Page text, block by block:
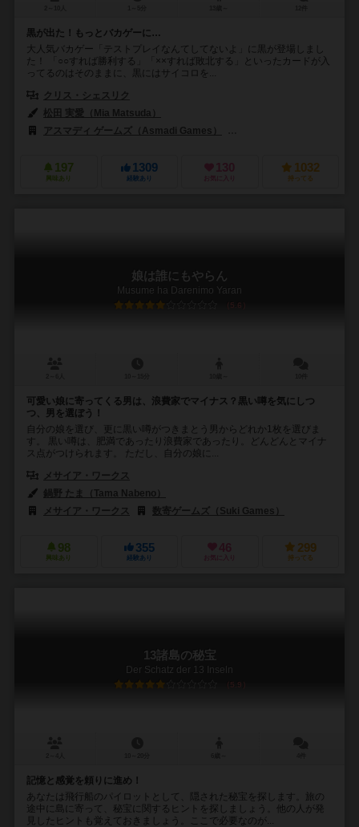
黒が出た！もっとバカゲーに…
大人気バカゲー「テストプレイなんてしてないよ」に黒が登場しまし
た！ 「○○すれば勝利する」「××すれば敗北する」といったカードが入
ってるのはそのままに、黒にはサイコロを...
クリス・シェスリク
松田 実愛（Mia Matsuda）
アスマディ ゲームズ（Asmadi Games）
197
興味あり
1309
経験あり
130
お気に入り
1032
持ってる
娘は誰にもやらん
Musume ha Darenimo Yaran
5.6
可愛い娘に寄ってくる男は、浪費家でマイナス？黒い噂を気にしつ
つ、男を選ぼう！
自分の娘を選び、更に黒い噂がつきまとう男からどれか1枚を選びま
す。 黒い噂は、肥満であったり浪費家であったり。どんどんとマイナ
ス点がつけられます。 ただし、自分の娘に...
メサイア・ワークス
鍋野 たま（Tama Nabeno）
メサイア・ワークス
数寄ゲームズ（Suki Games）
98
興味あり
355
経験あり
46
お気に入り
299
持ってる
13諸島の秘宝
Der Schatz der 13 Inseln
5.9
記憶と感覚を頼りに進め！
あなたは飛行船のパイロットとして、隠された秘宝を探します。旅の
途中に島に寄って、秘宝に関するヒントを探しましょう。他の人が発
見したヒントも覚えておきましょう。ここで必要なのが...